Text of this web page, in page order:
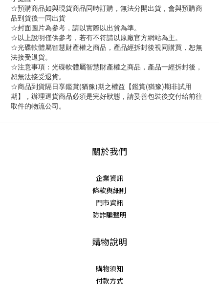
☆預購商品如與現貨商品同時訂購，無法分開出貨，會與預購商
品到貨後一同出貨
☆封面圖片為參考，請以實際以出貨為準。
☆以上說明僅供參考，若有不符請以原廠官方網站為主。
☆光碟軟體屬智慧財產權之商品，產品經拆封後視同購買，恕無
法接受退貨。
☆注意事項：光碟軟體屬智慧財產權之商品，產品一經拆封後，
恕無法接受退貨。
☆商品到貨隔日享鑑賞(猶豫)期之權益【鑑賞(猶豫)期非試用
期】，辦理退貨商品必須是完好狀態，請妥善包裝後交付給前往
取件的物流公司。
關於我們
企業資訊
條款與細則
門市資訊
防詐騙聲明
購物說明
購物須知
付款方式